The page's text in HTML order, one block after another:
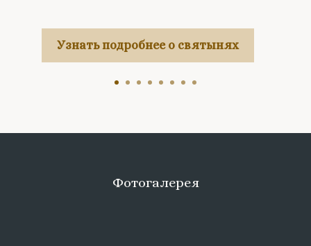
Узнать подробнее о святынях
Фотогалерея